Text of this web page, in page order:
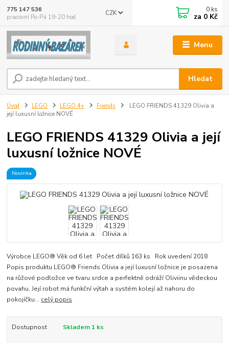
Menu
CZK
Hledat
775 147 536
pracovní Po-Pá 19-20 hod.
0 ks
za 0 Kč
Úvod LEGO LEGO 4+ Friends
LEGO FRIENDS 41329 Olivia a
její luxusní ložnice NOVÉ
LEGO FRIENDS 41329 Olivia a její
luxusní ložnice NOVÉ
Novinka
Výrobce LEGO® Věk od 6 let Počet dílků 163 ks Rok uvedení 2018
Popis produktu LEGO® Friends Olivia a její luxusní ložnice je posazena
na růžové podložce ve tvaru srdce a perfektně odráží Oliviinu vědeckou
povahu. Její robot má funkční výtah a systém kolejí až nahoru do
pokojíčku... celý popis
Dostupnost Skladem 1 ks